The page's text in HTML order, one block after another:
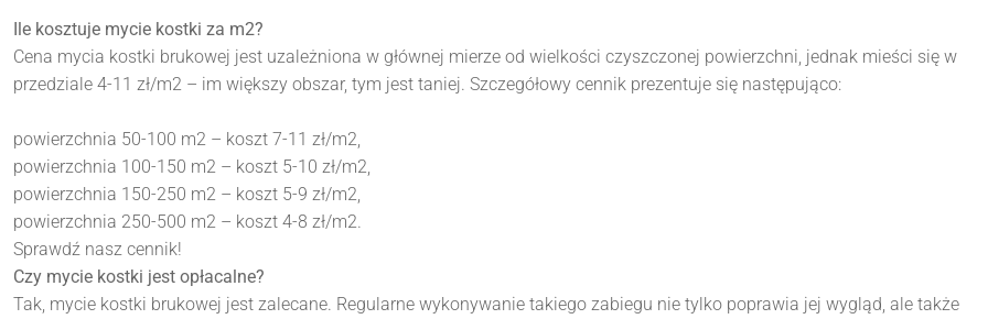
Ile kosztuje mycie kostki za m2?
Cena mycia kostki brukowej jest uzależniona w głównej mierze od wielkości czyszczonej powierzchni, jednak mieści się w
przedziale 4-11 zł/m2 – im większy obszar, tym jest taniej. Szczegółowy cennik prezentuje się następująco:
powierzchnia 50-100 m2 – koszt 7-11 zł/m2,
powierzchnia 100-150 m2 – koszt 5-10 zł/m2,
powierzchnia 150-250 m2 – koszt 5-9 zł/m2,
powierzchnia 250-500 m2 – koszt 4-8 zł/m2.
Sprawdź nasz cennik!
Czy mycie kostki jest opłacalne?
Tak, mycie kostki brukowej jest zalecane. Regularne wykonywanie takiego zabiegu nie tylko poprawia jej wygląd, ale także